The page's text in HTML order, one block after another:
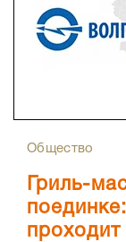
Общество
Гриль-